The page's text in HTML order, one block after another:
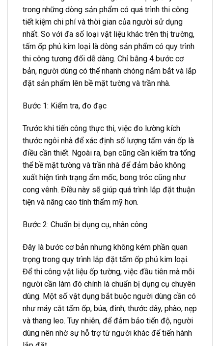
trong những dòng sản phẩm có quá trình thi công
tiết kiệm chi phí và thời gian của người sử dụng
nhất. So với đa số loại vật liệu khác trên thị trường,
tấm ốp phủ kim loại là dòng sản phẩm có quy trình
thi công tương đối dễ dàng. Chỉ bằng 4 bước cơ
bản, người dùng có thể nhanh chóng nắm bắt và lắp
đặt sản phẩm lên bề mặt tường và trần nhà.
Bước 1: Kiểm tra, đo đạc
Trước khi tiến công thực thi, việc đo lường kích
thước ngôi nhà để xác định số lượng tấm ván ốp là
điều cần thiết. Ngoài ra, bạn cũng cần kiểm tra tổng
thể bề mặt tường và trần nhà để đảm bảo không
xuất hiện tình trạng ẩm mốc, bong tróc cũng như
cong vênh. Điều này sẽ giúp quá trình lắp đặt thuận
tiện và nâng cao tính thẩm mỹ hơn.
Bước 2: Chuẩn bị dụng cụ, nhân công
Đây là bước cơ bản nhưng không kém phần quan
trọng trong quy trình lắp đặt tấm ốp phủ kim loại.
Để thi công vật liệu ốp tường, việc đầu tiên mà mỗi
người cần làm đó chính là chuẩn bị dụng cụ chuyên
dùng. Một số vật dụng bắt buộc người dùng cần có
như máy cắt tấm ốp, búa, đinh, thước dây, phào, nẹp
và thang leo. Tuy nhiên, để đảm bảo tiến độ, người
dùng nên nhờ sự hỗ trợ từ người khác để tiến hành